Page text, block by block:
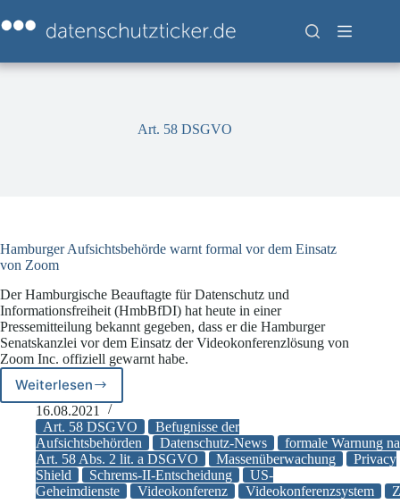
Inhalt
springen
Art. 58 DSGVO
Hamburger Aufsichtsbehörde warnt formal vor dem Einsatz
von Zoom
Der Hamburgische Beauftagte für Datenschutz und
Informationsfreiheit (HmbBfDI) hat heute in einer
Pressemitteilung bekannt gegeben, dass er die Hamburger
Senatskanzlei vor dem Einsatz der Videokonferenzlösung von
Zoom Inc. offiziell gewarnt habe.
WeiterlesenHamburger
Aufsichtsbehörde
warnt
formal
vor
dem
Einsatz
16.08.2021
Art. 58 DSGVO
Befugnisse der
Aufsichtsbehörden
Datenschutz-News
formale Warnung
Art. 58 Abs. 2 lit. a DSGVO
Massenüberwachung
Privacy
Shield
Schrems-II-Entscheidung
US-
Geheimdienste
Videokonferenz Videokonferenzsystem